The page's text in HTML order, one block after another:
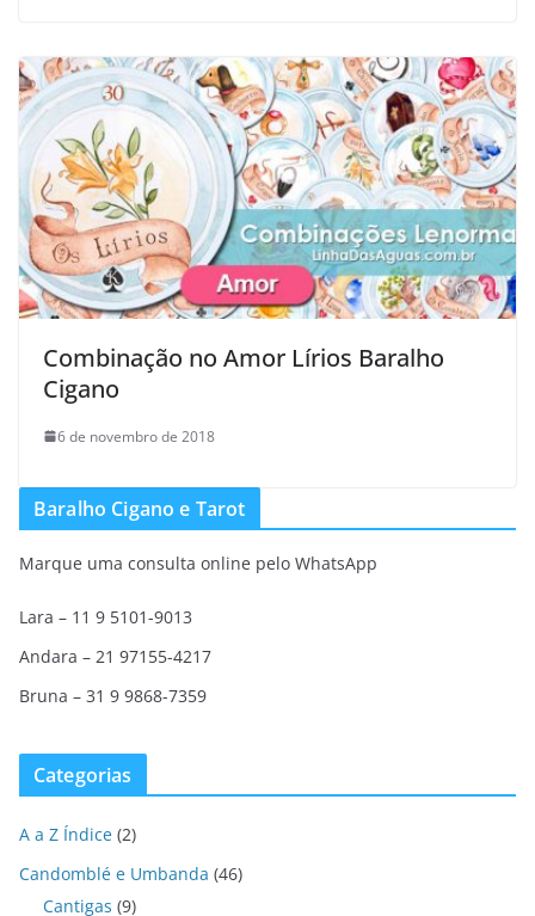
Combinação no Amor Lírios Baralho
Cigano
6 de novembro de 2018
Baralho Cigano e Tarot
Marque uma consulta online pelo WhatsApp
Lara – 11 9 5101-9013
Andara – 21 97155-4217
Bruna – 31 9 9868-7359
Categorias
A a Z Índice (2)
Candomblé e Umbanda (46)
Cantigas (9)